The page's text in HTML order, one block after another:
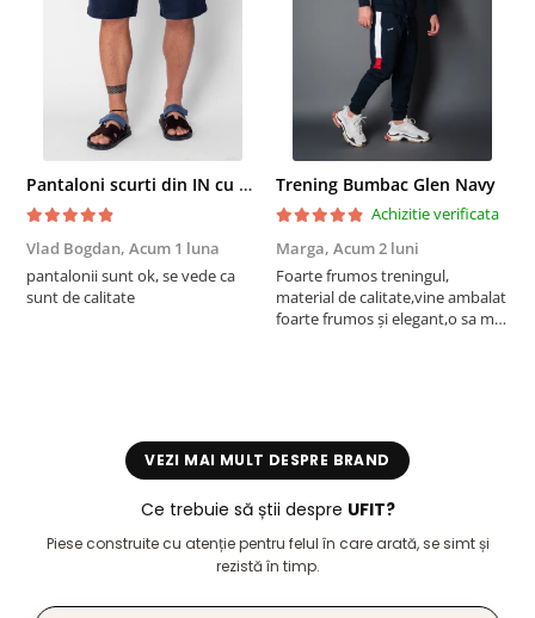
Pantaloni scurti din IN cu nasture si snur Navy
Vlad Bogdan, Acum 1 luna
pantalonii sunt ok, se vede ca
sunt de calitate
Trening Bumbac Glen Navy
Achizitie verificata
Marga, Acum 2 luni
Foarte frumos treningul,
material de calitate,vine ambalat
foarte frumos și elegant,o sa mai
VEZI MAI MULT DESPRE BRAND
Ce trebuie să știi despre UFIT?
Piese construite cu atenție pentru felul în care arată, se simt și
rezistă în timp.